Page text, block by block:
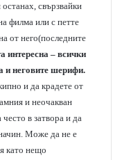
свързвайки
филма или с петте
от него(последните
интересна – всички
и неговите шерифи.
и да крадете от
и неочакван
в затвора и да
Може да не е
като нещо